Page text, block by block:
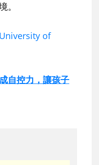
。
of
自控力，讓孩子